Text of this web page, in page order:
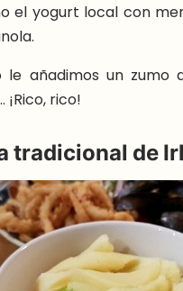
el yogurt local con
le añadimos un zumo
rico!
tradicional de